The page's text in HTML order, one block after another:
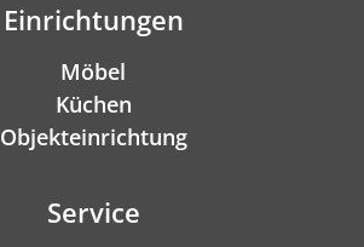
Einrichtungen
Möbel
Küchen
Objekteinrichtung
Service